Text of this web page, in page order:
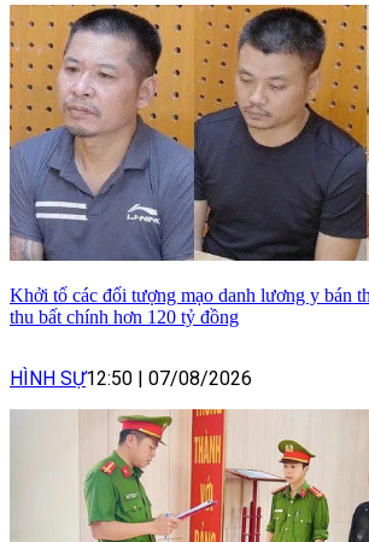
Khởi tố các đối tượng mạo danh lương y bán
thu bất chính hơn 120 tỷ đồng
HÌNH SỰ12:50 07/08/2026